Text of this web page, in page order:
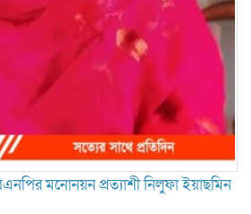
মনোনয়ন প্রত্যাশী নিলুফা ইয়াছমিন